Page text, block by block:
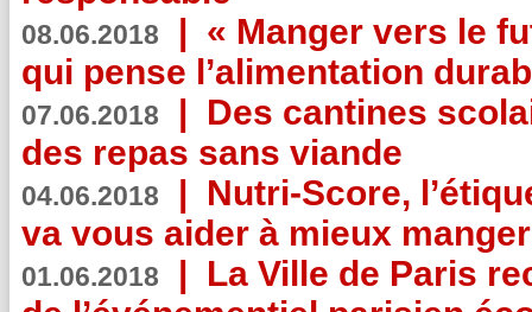
08.06.2018 | « Manger vers le
qui pense l’alimentation
07.06.2018 | Des cantines
des repas sans viande
04.06.2018 | Nutri-Score,
va vous aider à mieux
01.06.2018 | La Ville de Paris